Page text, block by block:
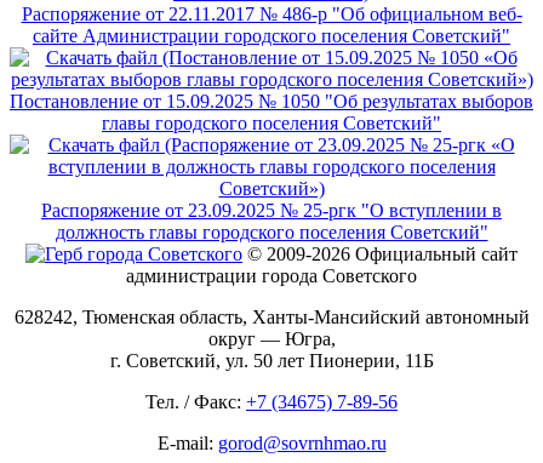
Распоряжение от 22.11.2017 № 486-р "Об официальном веб-
сайте Администрации городского поселения Советский"
Постановление от 15.09.2025 № 1050 "Об результатах выборов
главы городского поселения Советский"
Распоряжение от 23.09.2025 № 25-ргк "О вступлении в
должность главы городского поселения Советский"
© 2009-2026 Официальный сайт
администрации города Советского
628242, Тюменская область, Ханты-Мансийский автономный
округ — Югра,
г. Советский, ул. 50 лет Пионерии, 11Б
Тел. / Факс: +7 (34675) 7-89-56
E-mail: gorod@sovrnhmao.ru